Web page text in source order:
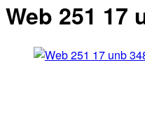
Web 251 17